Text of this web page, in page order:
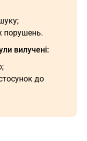
порушень.
вилучені:
до